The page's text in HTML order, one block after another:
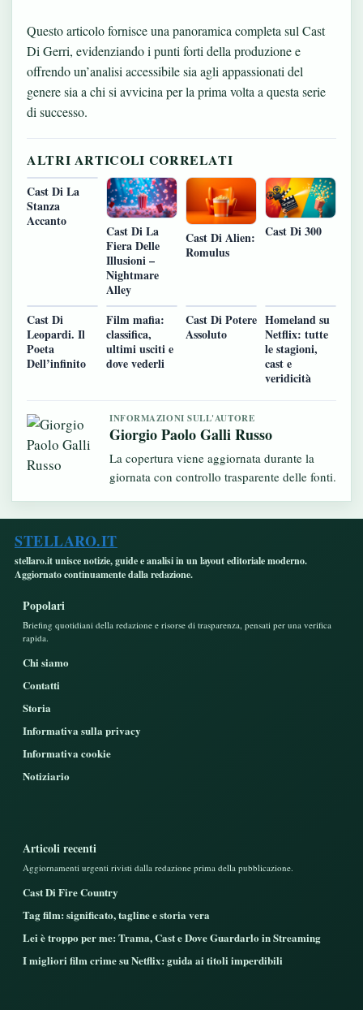
Questo articolo fornisce una panoramica completa sul Cast
Di Gerri, evidenziando i punti forti della produzione e
offrendo un’analisi accessibile sia agli appassionati del
genere sia a chi si avvicina per la prima volta a questa serie
di successo.
ALTRI ARTICOLI CORRELATI
Cast Di La
Stanza
Accanto
Cast Di La
Fiera Delle
Illusioni –
Nightmare
Alley
Cast Di Alien:
Romulus
Cast Di 300
Cast Di
Leopardi. Il
Poeta
Dell’infinito
Film mafia:
classifica,
ultimi usciti e
dove vederli
Cast Di Potere
Assoluto
Homeland su
Netflix: tutte
le stagioni,
cast e
veridicità
INFORMAZIONI SULL'AUTORE
Giorgio Paolo Galli Russo
La copertura viene aggiornata durante la
giornata con controllo trasparente delle fonti.
STELLARO.IT
stellaro.it unisce notizie, guide e analisi in un layout editoriale moderno.
Aggiornato continuamente dalla redazione.
Popolari
Briefing quotidiani della redazione e risorse di trasparenza, pensati per una verifica
rapida.
Chi siamo
Contatti
Storia
Informativa sulla privacy
Informativa cookie
Notiziario
Articoli recenti
Aggiornamenti urgenti rivisti dalla redazione prima della pubblicazione.
Cast Di Fire Country
Tag film: significato, tagline e storia vera
Lei è troppo per me: Trama, Cast e Dove Guardarlo in Streaming
I migliori film crime su Netflix: guida ai titoli imperdibili